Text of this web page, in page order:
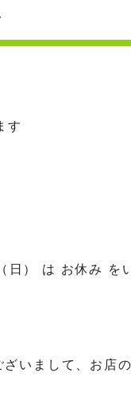
す
） は お休み を
ざいまして、お店